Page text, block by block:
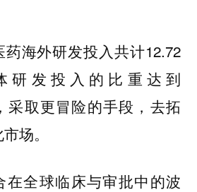
药海外研发投入共计12.72
研发投入的比重达到
采取更冒险的手段，去拓
场。
在全球临床与审批中的波